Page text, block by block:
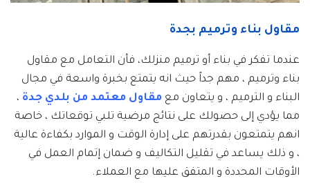
مقاول بناء وترميم بجدة
عندما تفكر في بناء أو ترميم منزلك، فأن التعامل مع مقاول
بناء وترميم ، مهم جداً حيث انه يتمتع بخبرة واسعة في مجال
البناء و الترميم ، و يتعاون مع مقاول معتمد من بلدي جدة ،
مما يؤدي إلى حصولك على نتائج مرضية تلبي توقعاتك ، خاصة
انهم يتمتعون بقدرتهم على إدارة الوقت و الموارد بكفاءة عالية
، و ذلك يساعد في تقليل التكاليف و ضمان إتمام العمل في
الأوقات المحددة و المتفق عليها مع العملاء.